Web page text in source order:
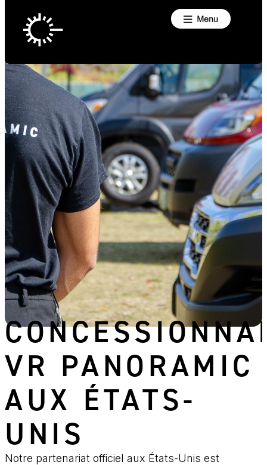
VR PANORAMIC
AUX ÉTATS-
UNIS
Notre partenariat officiel aux États-Unis est